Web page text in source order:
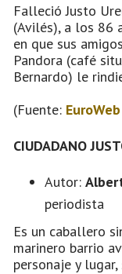
Falleció Justo
(Avilés), a los 86
en que sus
Pandora (café
Bernardo) le
(Fuente:
CIUDADANO
Autor:
periodista
Es un caballero
marinero barrio
personaje y